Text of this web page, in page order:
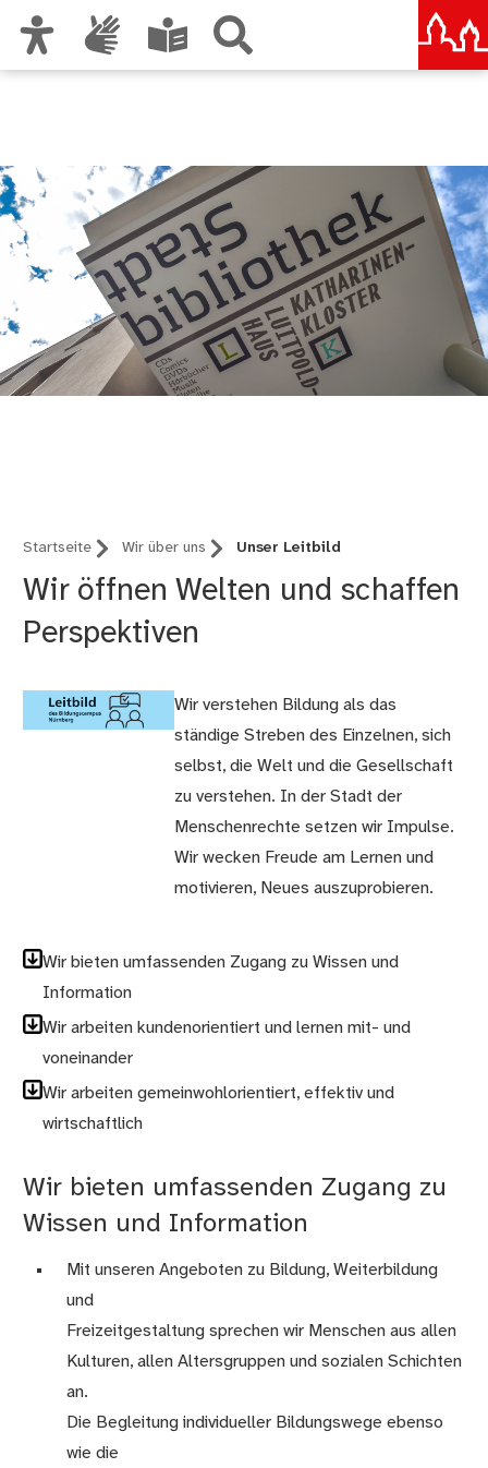
Startseite Wir über uns Unser Leitbild
Wir öffnen Welten und schaffen
Perspektiven
Wir verstehen Bildung als das
ständige Streben des Einzelnen, sich
selbst, die Welt und die Gesellschaft
zu verstehen. In der Stadt der
Menschenrechte setzen wir Impulse.
Wir wecken Freude am Lernen und
motivieren, Neues auszuprobieren.
Wir bieten umfassenden Zugang zu Wissen und
Information
Wir arbeiten kundenorientiert und lernen mit- und
voneinander
Wir arbeiten gemeinwohlorientiert, effektiv und
wirtschaftlich
Wir bieten umfassenden Zugang zu
Wissen und Information
Mit unseren Angeboten zu Bildung, Weiterbildung
und
Freizeitgestaltung sprechen wir Menschen aus allen
Kulturen, allen Altersgruppen und sozialen Schichten
an.
Die Begleitung individueller Bildungswege ebenso
wie die